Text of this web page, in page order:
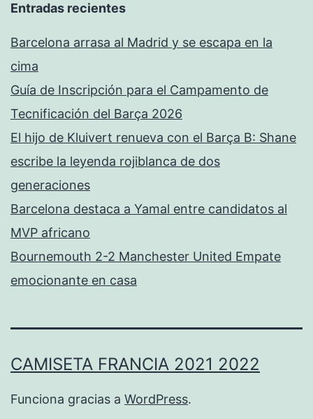
Entradas recientes
Barcelona arrasa al Madrid y se escapa en la
cima
Guía de Inscripción para el Campamento de
Tecnificación del Barça 2026
El hijo de Kluivert renueva con el Barça B: Shane
escribe la leyenda rojiblanca de dos
generaciones
Barcelona destaca a Yamal entre candidatos al
MVP africano
Bournemouth 2-2 Manchester United Empate
emocionante en casa
CAMISETA FRANCIA 2021 2022
Funciona gracias a WordPress.